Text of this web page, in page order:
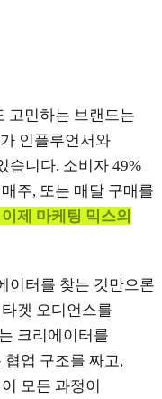
고민하는 브랜드는
인플루언서와
습니다. 소비자 49%
주, 또는 매달 구매를
제 마케팅 믹스의
이터를 찾는 것만으론
겟 오디언스를
크리에이터를
협업 구조를 짜고,
모든 과정이